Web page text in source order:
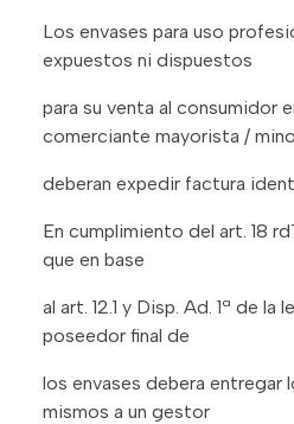
Los envases para uso
expuestos ni dispuestos
para su venta al consumidor
comerciante mayorista /
deberan expedir factura
En cumplimiento del art. 18
que en base
al art. 12.1 y Disp. Ad. 1ª de la
poseedor final de
los envases debera entregar
mismos a un gestor